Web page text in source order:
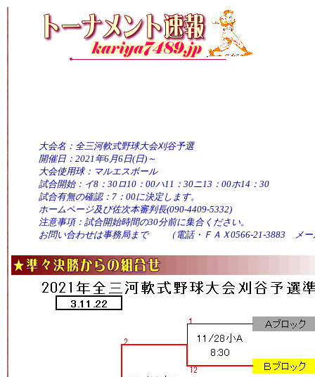
大会名： 全三河軟式野球大会刈谷予選
開催日：2021年6月6日(日)～
大会使用球：マルエスボール
試合開始：イ8：30ロ10：00ハ11：30ニ13：00ホ14：30
試合有無の確認：7：00に決定します。
ホームページ及び佐次本審判長(090-4409-5332)
注意事項：試合開始時間の30分前に集合ください。
お問い合わせは事務局まで （電話・ＦＡＸ0566-21-3883 メー